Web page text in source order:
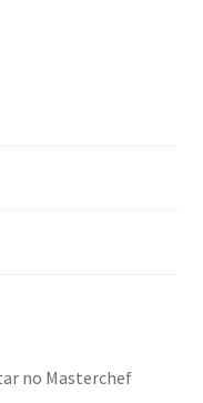
no Masterchef